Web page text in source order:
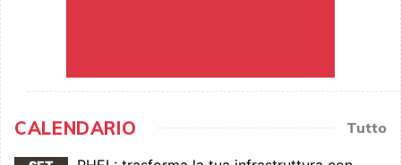
CALENDARIO Tutto